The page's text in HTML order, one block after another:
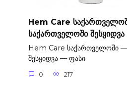
Hem Care
საქართველოში
Hem Care საქართველოში
შესყიდვა — ფასი
0 217